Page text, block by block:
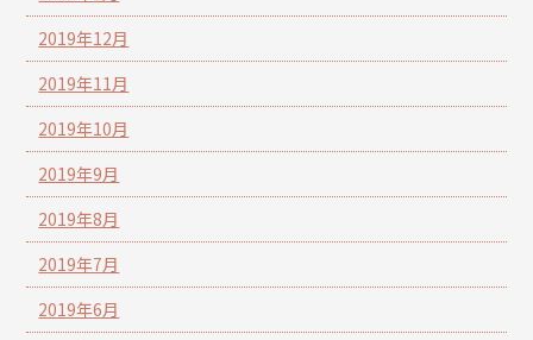
2019年12月
2019年11月
2019年10月
2019年9月
2019年8月
2019年7月
2019年6月